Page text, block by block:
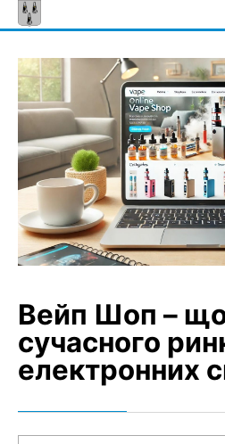
Skip
to
Вейп Шоп –
сучасного
електронних